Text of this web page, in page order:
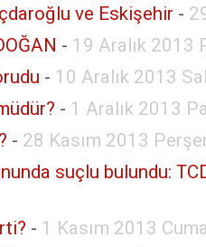
ve Eskişehir -
- 19 Aralık 2013
- 10 Aralık 2013
- 1 Aralık 2013
- 28 Kasım 2013
suçlu bulundu:
- 1 Kasım 2013